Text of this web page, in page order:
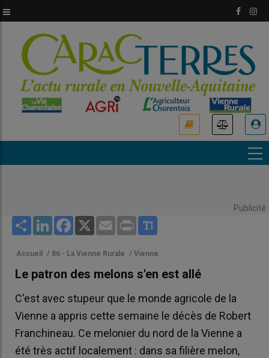
au
principal
Publicité
Share LinkedInFacebook
X Email Print
Accueil / 86 - La Vienne Rurale / Vienne
Le patron des melons s'en est allé
C'est avec stupeur que le monde agricole de la
Vienne a appris cette semaine le décès de Robert
Franchineau. Ce melonier du nord de la Vienne a
été très actif localement : dans sa filière melon,